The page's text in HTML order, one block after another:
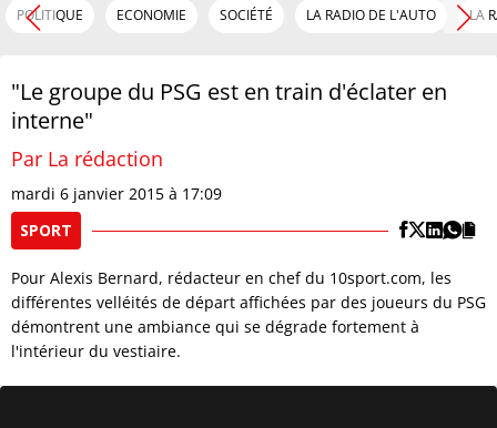
POLITIQUE ECONOMIE SOCIÉTÉ LA RADIO DE L'AUTO LA
"Le groupe du PSG est en train d'éclater en
interne"
Par La rédaction
mardi 6 janvier 2015 à 17:09
SPORT
Pour Alexis Bernard, rédacteur en chef du 10sport.com, les
différentes velléités de départ affichées par des joueurs du PSG
démontrent une ambiance qui se dégrade fortement à
l'intérieur du vestiaire.